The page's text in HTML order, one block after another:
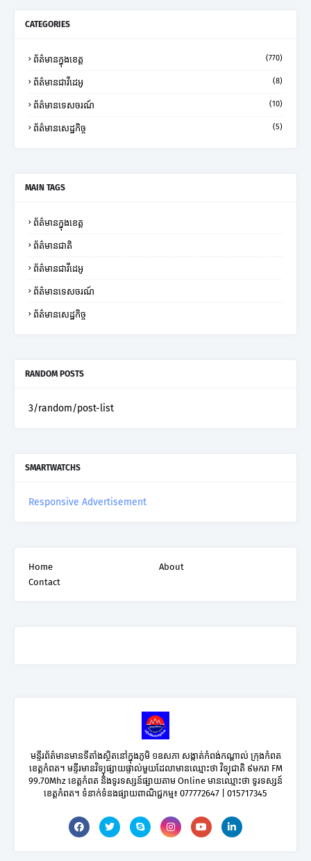
CATEGORIES
ព័ត៌មានក្នុងខេត្ត (770)
ព័ត៌មានជាវីដេអូ (8)
ព័ត៌មានទេសចរណ៍ (10)
ព័ត៌មានសេដ្ឋកិច្ច (5)
MAIN TAGS
ព័ត៌មានក្នុងខេត្ត
ព័ត៌មានជាតិ
ព័ត៌មានជាវីដេអូ
ព័ត៌មានទេសចរណ៍
ព័ត៌មានសេដ្ឋកិច្ច
RANDOM POSTS
3/random/post-list
SMARTWATCHS
Responsive Advertisement
Home
About
Contact
មន្ទីរព័ត៌មានមានទីតាំងស្ថិតនៅក្នុងភូមិ ១ឧសភា សង្កាត់កំពង់កណ្តាល់ ក្រុងកំពត
ខេត្តកំពត។ មន្ទីរមានវិទ្យុផ្សាយផ្ទាល់មួយដែលាមានឈ្មោះថា វិទ្យុជាតិ ៩មករា FM
99.70Mhz ខេត្តកំពត និងទូរទស្សន៍ផ្សាយតាម Online មានឈ្មោះថា ទូរទស្សន៍
ខេត្តកំពត។ ទំនាក់ទំនងផ្សាយពាណិជ្ជកម្ម៖ 077772647 | 015717345